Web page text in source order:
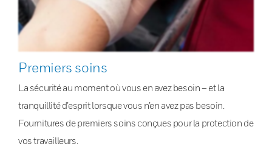
Premiers soins
La sécurité au moment où vous en avez besoin – et la
tranquillité d’esprit lorsque vous n’en avez pas besoin.
Fournitures de premiers soins conçues pour la protection de
vos travailleurs.